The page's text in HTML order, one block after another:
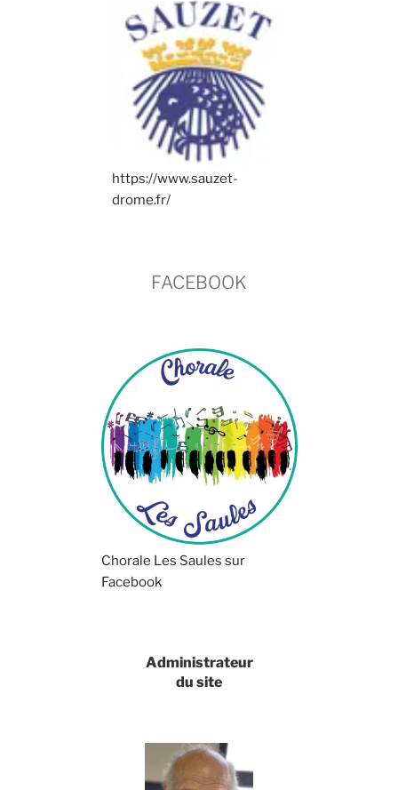
https://www.sauzet-
drome.fr/
FACEBOOK
Chorale Les Saules sur
Facebook
Administrateur
du site